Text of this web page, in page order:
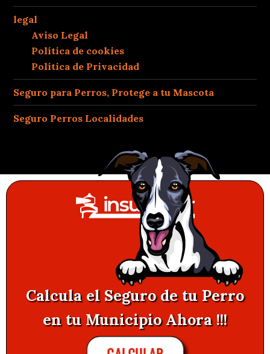
legal
Aviso Legal
Política de cookies
Política de Privacidad
Seguro para Perros, Protege a tu Mascota
Seguro Perros Localidades
Calcula el Seguro de tu Perro
en tu Municipio Ahora !!!